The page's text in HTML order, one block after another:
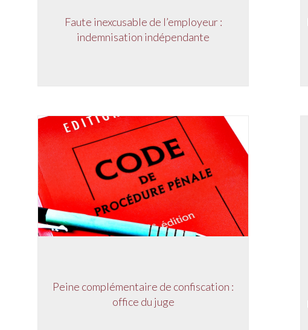
Faute inexcusable de l’employeur :
indemnisation indépendante
Peine complémentaire de confiscation :
office du juge